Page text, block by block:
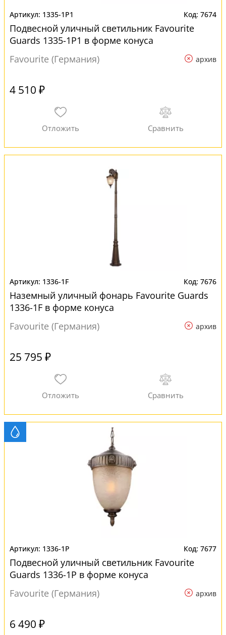
1335-1P1 7674
Подвесной уличный светильник Favourite
Guards 1335-1P1 в форме конуса
Favourite (Германия)
архив
4 510 ₽
1336-1F 7676
Наземный уличный фонарь Favourite Guards
1336-1F в форме конуса
Favourite (Германия)
архив
25 795 ₽
1336-1P 7677
Подвесной уличный светильник Favourite
Guards 1336-1P в форме конуса
Favourite (Германия)
архив
6 490 ₽